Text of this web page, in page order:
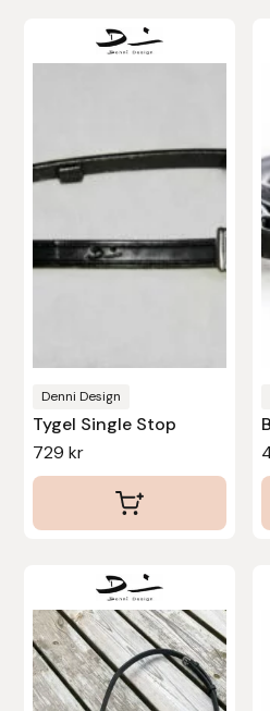
Denni Design
Tygel Single Stop
729kr
här
flera
varianter.
olika
alternativen
på
produktsidan
här
produkten
har
flera
Uhip
Vals
Willab
Wintec